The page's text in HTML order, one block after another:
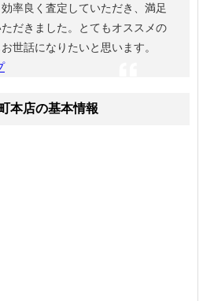
率良く査定していただき、満足
だきました。とてもオススメの
世話になりたいと思います。
本店の基本情報